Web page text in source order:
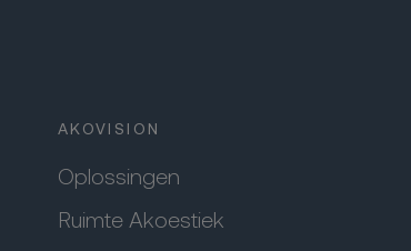
AKOVISION
Oplossingen
Ruimte Akoestiek